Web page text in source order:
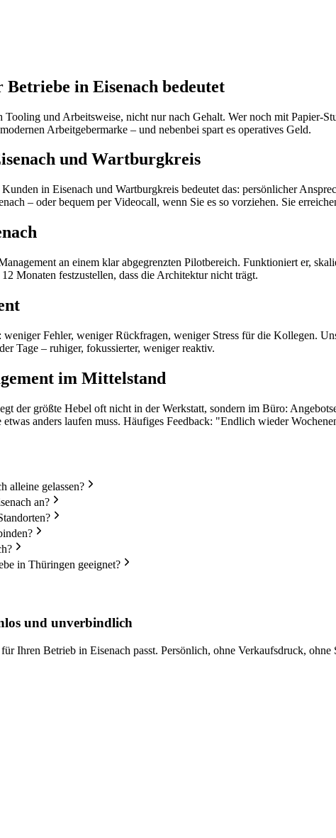
in Eisenach bedeutet
Tooling und Arbeitsweise, nicht nur nach Gehalt. Wer noch mit Papier-
Arbeitgebermarke – und nebenbei spart es operatives Geld.
und Wartburgkreis
in Eisenach und Wartburgkreis bedeutet das: persönlicher
– oder bequem per Videocall, wenn Sie es so vorziehen. Sie
an einem klar abgegrenzten Pilotbereich. Funktioniert er,
Monaten festzustellen, dass die Architektur nicht trägt.
Fehler, weniger Rückfragen, weniger Stress für die Kollegen.
Tage – ruhiger, fokussierter, weniger reaktiv.
im Mittelstand
der größte Hebel oft nicht in der Werkstatt, sondern im Büro:
anders laufen muss. Häufiges Feedback: "Endlich wieder
alleine gelassen?
an?
in Thüringen geeignet?
und unverbindlich
Ihren Betrieb in Eisenach passt. Persönlich, ohne Verkaufsdruck, ohne